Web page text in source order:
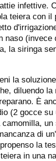
infettive.
teiera con il
naso (invece
la siringa
la
diluendo la
È
(2 gocce su
un
di
la
in una